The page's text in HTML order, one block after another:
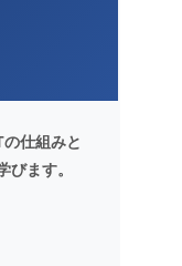
仕組みと
びます。